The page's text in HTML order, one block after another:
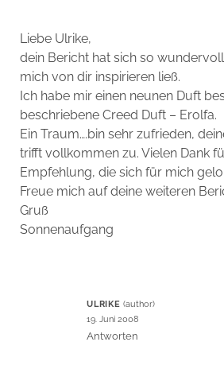
Liebe Ulrike,
dein Bericht hat sich so
mich von dir inspirieren ließ.
Ich habe mir einen neunen Duft
beschriebene Creed Duft – Erolfa.
Ein Traum….bin sehr zufrieden,
trifft vollkommen zu. Vielen Dank
Empfehlung, die sich für mich
Freue mich auf deine weiteren
Gruß
Sonnenaufgang
ULRIKE
19. Juni 2008
Antworten